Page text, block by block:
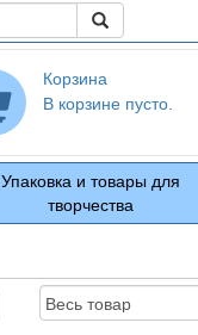
Корзина
В корзине пусто.
Упаковка и товары для
творчества
Доступность: